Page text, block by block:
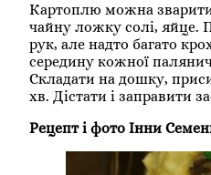
Картоплю можна зварити
чайну ложку солі, яйце.
рук, але надто багато
середину кожної
Складати на дошку,
хв. Дістати і заправити
Рецепт і фото Інни